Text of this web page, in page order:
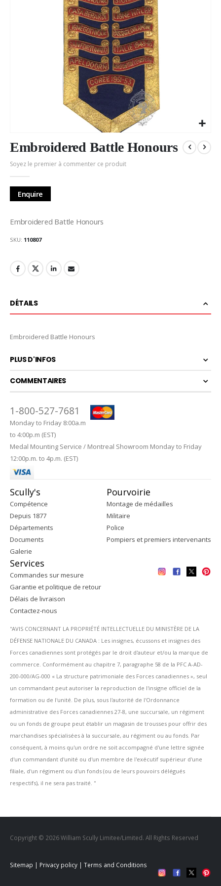
au
début
de
la
Galerie
d’images
Embroidered Battle Honours
Soyez le premier à commenter ce produit
Enquire
Embroidered Battle Honours
SKU 110807
DÉTAILS
Embroidered Battle Honours
PLUS D'INFOS
COMMENTAIRES
1-800-527-7681
Monday to Friday 8:00a.m
to 4:00p.m (EST)
Medal Mounting Service / Montreal Showroom Monday to Friday
12:00p.m. to 4p.m. (EST)
Scully's
Compétence
Depuis 1877
Départements
Documents
Galerie
Pourvoirie
Montage de médailles
Militaire
Police
Pompiers et premiers intervenants
Services
Commandes sur mesure
Garantie et politique de retour
Délais de livraison
Contactez-nous
''AVIS CONCERNANT LA PROPRIÉTÉ INTELLECTUELLE DU MINISTÈRE DE LA
DÉFENSE NATIONALE DU CANADA : Les insignes, écussons et insignes des
Forces canadiennes sont protégés par le droit d'auteur et/ou la marque de
commerce. Conformément au chapitre 7, paragraphe 58 de la PFC A-AD-
200-000/AG-000 « La structure patrimoniale des Forces canadiennes », seul
un commandant peut autoriser la reproduction de l'insigne officiel de la
formation ou de l'unité. De plus, sous l'autorité de l'Ordonnance
administrative des Forces canadiennes 27-8, une succursale, un régiment
ou un fonds de groupe peut établir un magasin de trousses pour offrir des
marchandises spécialisées à la succursale, au régiment ou au fonds. Par
conséquent, à moins qu'un ordre ne soit accompagné d'une lettre signée
d'un commandant d'unité ou d'un membre de l'exécutif supérieur d'une
filiale, d'un régiment ou d'un fonds (ou de leurs pouvoirs délégués
respectifs), il ne sera pas traité. ''
Sitemap | Privacy policy | Terms and Conditions
Copyright © 2026 William Scully Limitee/Limited. All Rights Reserved